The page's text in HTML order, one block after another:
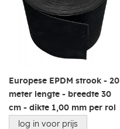
Europese EPDM strook - 20
meter lengte - breedte 30
cm - dikte 1,00 mm per rol
log in voor prijs